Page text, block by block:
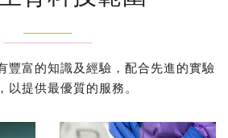
豐富的知識及經驗，配合先進的實驗
以提供最優質的服務。